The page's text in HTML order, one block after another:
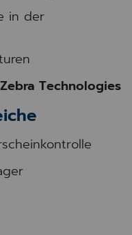
in der
Zebra Technologies